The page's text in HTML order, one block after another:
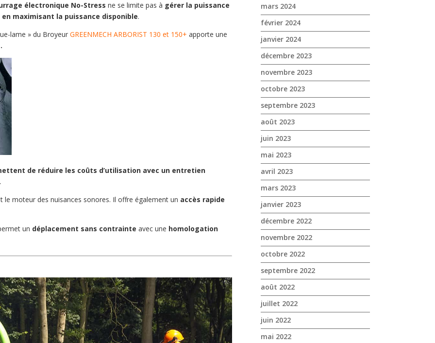
électronique No-Stress ne se limite pas à gérer la puissance
en maximisant la puissance disponible.
lame » du BroyeurGREENMECH ARBORIST 130 et 150+ apporte une
de réduire les coûts d’utilisation avec un entretien
moteur des nuisances sonores. Il offre également un accès rapide
un déplacement sans contrainte avec une homologation
mars 2024
février 2024
janvier 2024
décembre 2023
novembre 2023
octobre 2023
septembre 2023
août 2023
juin 2023
mai 2023
avril 2023
mars 2023
janvier 2023
décembre 2022
novembre 2022
octobre 2022
septembre 2022
août 2022
juillet 2022
juin 2022
mai 2022